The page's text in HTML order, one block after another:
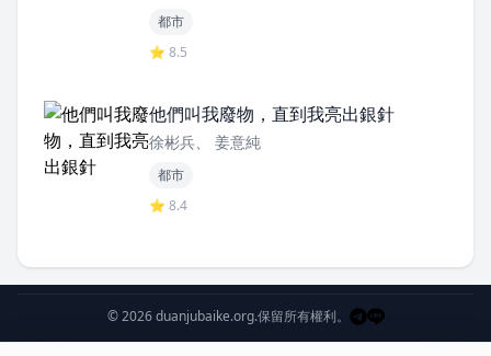
都市
⭐ 8.5
他們叫我廢物，直到我亮出銀針
徐彬兵、 姜意純
都市
⭐ 8.4
© 2026 duanjubaike.org.保留所有權利。